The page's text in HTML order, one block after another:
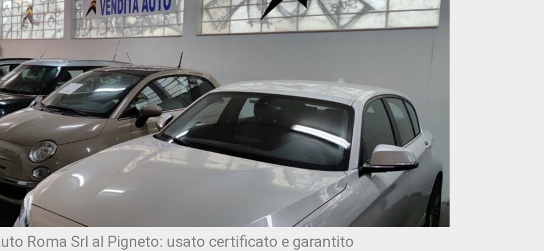
Roma Srl al Pigneto: usato certificato e garantito